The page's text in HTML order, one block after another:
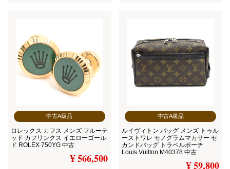
中古A級品
ロレックス カフス メンズ フルーテ
ッド カフリンクス イエローゴール
ド ROLEX 750YG 中古
¥ 566,500
中古A級品
ルイヴィトン バッグ メンズ トゥル
ーストワレ モノグラムマカサー セ
カンドバッグ トラベルポーチ
Louis Vuitton M40378 中古
¥ 59,800